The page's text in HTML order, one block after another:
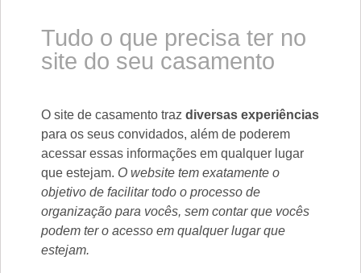
Tudo o que precisa ter no
site do seu casamento
O site de casamento traz diversas experiências
para os seus convidados, além de poderem
acessar essas informações em qualquer lugar
que estejam. O website tem exatamente o
objetivo de facilitar todo o processo de
organização para vocês, sem contar que vocês
podem ter o acesso em qualquer lugar que
estejam.